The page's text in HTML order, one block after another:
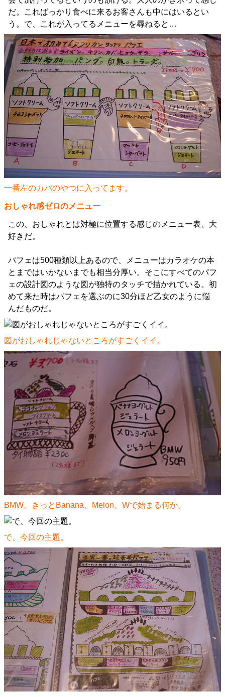
だ。こればっかり食べに来るお客さんも中にはいるとい
う。で、これが入ってるメニューを尋ねると…
一番左のカバのやつに入ってます。
おしゃれ感ゼロのメニュー
この、おしゃれとは対極に位置する感じのメニュー表、大
好きだ。
パフェは500種類以上あるので、メニューはカラオケの本
とまではいかないまでも相当分厚い。そこにすべてのパフ
ェの設計図のような図が独特のタッチで描かれている。初
めて来た時はパフェを選ぶのに30分ほど乙女のように悩
んだものだ。
図がおしゃれじゃないところがすごくイイ。
BMW。きっとBanana、Melon、Wで始まる何か。
で、今回の主題。